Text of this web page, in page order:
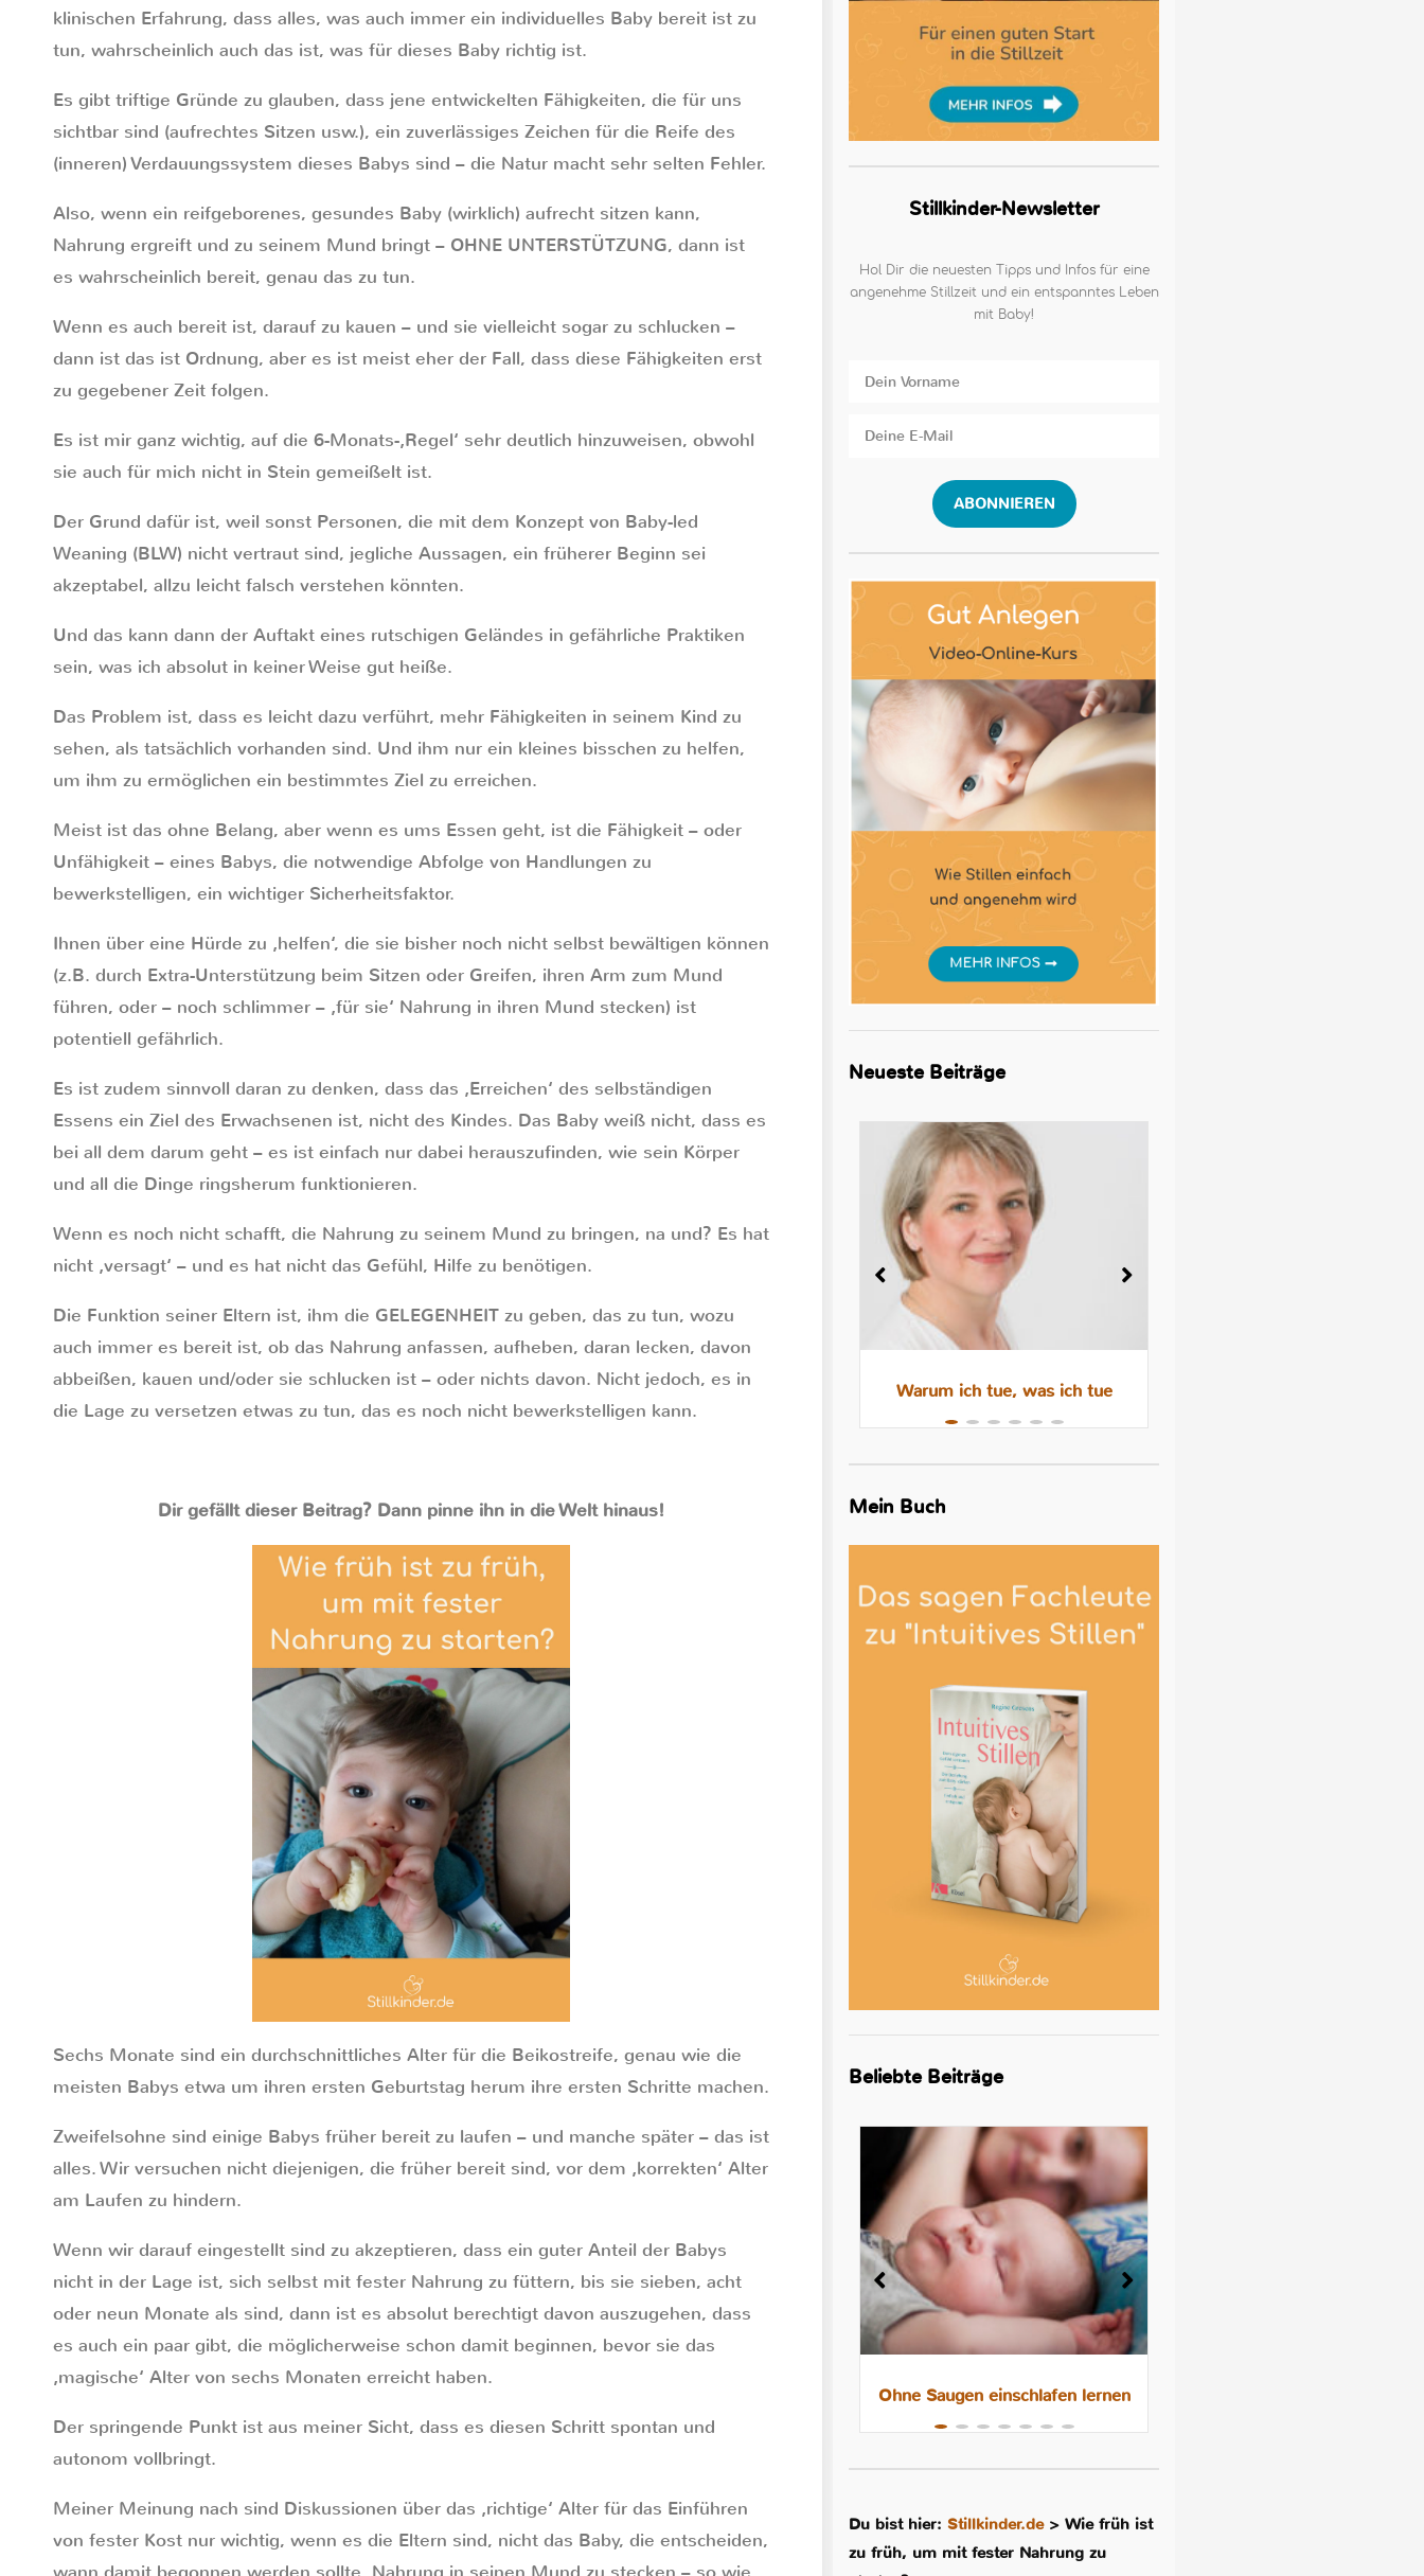
klinischen Erfahrung, dass alles, was auch immer ein individuelles Baby bereit ist zu
tun, wahrscheinlich auch das ist, was für dieses Baby richtig ist.
Es gibt triftige Gründe zu glauben, dass jene entwickelten Fähigkeiten, die für uns
sichtbar sind (aufrechtes Sitzen usw.), ein zuverlässiges Zeichen für die Reife des
(inneren) Verdauungssystem dieses Babys sind – die Natur macht sehr selten Fehler.
Also, wenn ein reifgeborenes, gesundes Baby (wirklich) aufrecht sitzen kann,
Nahrung ergreift und zu seinem Mund bringt – OHNE UNTERSTÜTZUNG, dann ist
es wahrscheinlich bereit, genau das zu tun.
Wenn es auch bereit ist, darauf zu kauen – und sie vielleicht sogar zu schlucken –
dann ist das ist Ordnung, aber es ist meist eher der Fall, dass diese Fähigkeiten erst
zu gegebener Zeit folgen.
Es ist mir ganz wichtig, auf die 6-Monats-‚Regel‘ sehr deutlich hinzuweisen, obwohl
sie auch für mich nicht in Stein gemeißelt ist.
Der Grund dafür ist, weil sonst Personen, die mit dem Konzept von Baby-led
Weaning (BLW) nicht vertraut sind, jegliche Aussagen, ein früherer Beginn sei
akzeptabel, allzu leicht falsch verstehen könnten.
Und das kann dann der Auftakt eines rutschigen Geländes in gefährliche Praktiken
sein, was ich absolut in keiner Weise gut heiße.
Das Problem ist, dass es leicht dazu verführt, mehr Fähigkeiten in seinem Kind zu
sehen, als tatsächlich vorhanden sind. Und ihm nur ein kleines bisschen zu helfen,
um ihm zu ermöglichen ein bestimmtes Ziel zu erreichen.
Meist ist das ohne Belang, aber wenn es ums Essen geht, ist die Fähigkeit – oder
Unfähigkeit – eines Babys, die notwendige Abfolge von Handlungen zu
bewerkstelligen, ein wichtiger Sicherheitsfaktor.
Ihnen über eine Hürde zu ‚helfen‘, die sie bisher noch nicht selbst bewältigen können
(z.B. durch Extra-Unterstützung beim Sitzen oder Greifen, ihren Arm zum Mund
führen, oder – noch schlimmer – ‚für sie‘ Nahrung in ihren Mund stecken) ist
potentiell gefährlich.
Es ist zudem sinnvoll daran zu denken, dass das ‚Erreichen‘ des selbständigen
Essens ein Ziel des Erwachsenen ist, nicht des Kindes. Das Baby weiß nicht, dass es
bei all dem darum geht – es ist einfach nur dabei herauszufinden, wie sein Körper
und all die Dinge ringsherum funktionieren.
Wenn es noch nicht schafft, die Nahrung zu seinem Mund zu bringen, na und? Es hat
nicht ‚versagt‘ – und es hat nicht das Gefühl, Hilfe zu benötigen.
Die Funktion seiner Eltern ist, ihm die GELEGENHEIT zu geben, das zu tun, wozu
auch immer es bereit ist, ob das Nahrung anfassen, aufheben, daran lecken, davon
abbeißen, kauen und/oder sie schlucken ist – oder nichts davon. Nicht jedoch, es in
die Lage zu versetzen etwas zu tun, das es noch nicht bewerkstelligen kann.
Dir gefällt dieser Beitrag? Dann pinne ihn in die Welt hinaus!
Sechs Monate sind ein durchschnittliches Alter für die Beikostreife, genau wie die
meisten Babys etwa um ihren ersten Geburtstag herum ihre ersten Schritte machen.
Zweifelsohne sind einige Babys früher bereit zu laufen – und manche später – das ist
alles. Wir versuchen nicht diejenigen, die früher bereit sind, vor dem ‚korrekten‘ Alter
am Laufen zu hindern.
Wenn wir darauf eingestellt sind zu akzeptieren, dass ein guter Anteil der Babys
nicht in der Lage ist, sich selbst mit fester Nahrung zu füttern, bis sie sieben, acht
oder neun Monate als sind, dann ist es absolut berechtigt davon auszugehen, dass
es auch ein paar gibt, die möglicherweise schon damit beginnen, bevor sie das
‚magische‘ Alter von sechs Monaten erreicht haben.
Der springende Punkt ist aus meiner Sicht, dass es diesen Schritt spontan und
autonom vollbringt.
Meiner Meinung nach sind Diskussionen über das ‚richtige‘ Alter für das Einführen
von fester Kost nur wichtig, wenn es die Eltern sind, nicht das Baby, die entscheiden,
Stillkinder-Newsletter
Hol Dir die neuesten Tipps und Infos für eine
angenehme Stillzeit und ein entspanntes Leben
mit Baby!
ABONNIEREN
Neueste Beiträge
Milchstau und Milchbläschen:
Was steckt dahinter, was hilft
Warum ich tue, was ich tue
Mein Buch
Beliebte Beiträge
dem Stillkind
Ohne Saugen einschlafen lernen
Du bist hier:Stillkinder.de>Wie früh ist
zu früh, um mit fester Nahrung zu